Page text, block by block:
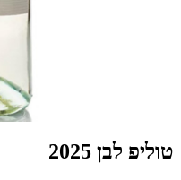
טוליפ לבן 2025